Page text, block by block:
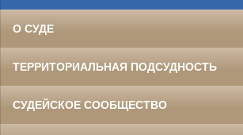
О СУДЕ
ТЕРРИТОРИАЛЬНАЯ ПОДСУДНОСТЬ
СУДЕЙСКОЕ СООБЩЕСТВО